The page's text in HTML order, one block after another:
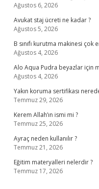
Ağustos 6, 2026
Avukat staj ücreti ne kadar ?
Ağustos 5, 2026
B sınıfı kurutma makinesi çok
Ağustos 4, 2026
Alo Aqua Pudra beyazlar için
Ağustos 4, 2026
Yakın koruma sertifikası
Temmuz 29, 2026
Kerem Allah’ın ismi mi ?
Temmuz 25, 2026
Ayraç neden kullanılır ?
Temmuz 21, 2026
Eğitim materyalleri nelerdir ?
Temmuz 17, 2026